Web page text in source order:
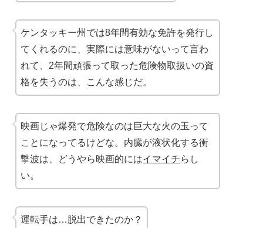
ケンタッキー州では8年間有効な免許を発行し
てくれるのに、実際には意味がないって言わ
れて、2年間頑張って取った危険物取扱いの資
格を失うのは、こんな感じだ。
映画じゃ爆発で危険なのは巨大な火の玉って
ことになってるけどな。内臓が液状化する衝
撃波は、どうやら映画的にはイマイチらし
い。
運転手は…脱出できたのか？